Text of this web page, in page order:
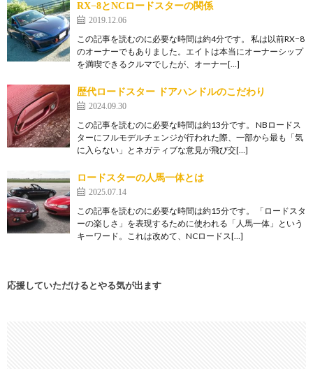
RX−8とNCロードスターの関係
2019.12.06
この記事を読むのに必要な時間は約4分です。 私は以前RX−8
のオーナーでもありました。エイトは本当にオーナーシップ
を満喫できるクルマでしたが、オーナー[…]
歴代ロードスター ドアハンドルのこだわり
2024.09.30
この記事を読むのに必要な時間は約13分です。 NBロードス
ターにフルモデルチェンジが行われた際、一部から最も「気
に入らない」とネガティブな意見が飛び交[…]
ロードスターの人馬一体とは
2025.07.14
この記事を読むのに必要な時間は約15分です。 「ロードスタ
ーの楽しさ」を表現するために使われる「人馬一体」という
キーワード。これは改めて、NCロードス[…]
応援していただけるとやる気が出ます